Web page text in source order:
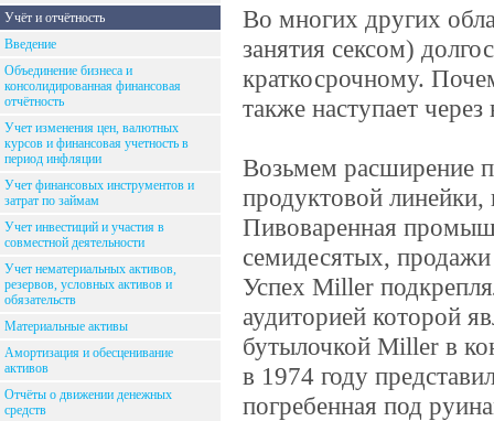
Учёт и отчётность
Введение
Объединение бизнеса и
консолидированная финансовая
отчётность
Учет изменения цен, валютных
курсов и финансовая учетность в
период инфляции
Учет финансовых инструментов и
затрат по займам
Учет инвестиций и участия в
совместной деятельности
Учет нематериальных активов,
резервов, условных активов и
обязательств
Материальные активы
Амортизация и обесценивание
активов
Отчёты о движении денежных
средств
Во многих других
занятия сексом)
краткосрочному.
также наступает
Возьмем расширение
продуктовой
Пивоваренная
семидесятых,
Успех Miller
аудиторией которой
бутылочкой Miller в
в 1974 году
погребенная под